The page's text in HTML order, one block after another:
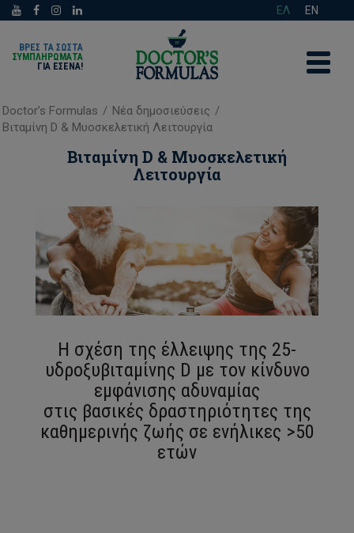
ΕΛ EN
ΒΡΕΣ ΤΑ ΣΩΣΤΑ
ΣΥΜΠΛΗΡΩΜΑΤΑ
ΓΙΑ ΕΣΈΝΑ!
Doctor’s Formulas / Νέα δημοσιεύσεις /
Βιταμίνη D & Μυοσκελετική Λειτουργία
Βιταμίνη D & Μυοσκελετική
Λειτουργία
Η σχέση της έλλειψης της 25-
υδροξυβιταμίνης D με τον κίνδυνο
εμφάνισης αδυναμίας
στις βασικές δραστηριότητες της
καθημερινής ζωής σε ενήλικες >50
ετών